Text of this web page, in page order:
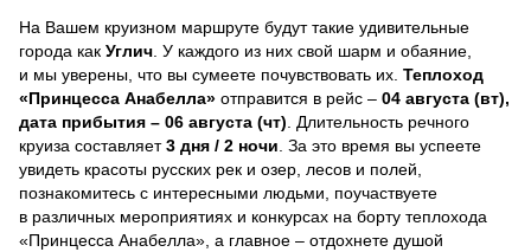
На Вашем круизном маршруте будут такие удивительные
города как Углич . У каждого из них свой шарм и обаяние,
и мы уверены, что вы сумеете почувствовать их. Теплоход
«Принцесса Анабелла» отправится в рейс – 04 августа (вт),
дата прибытия – 06 августа (чт) . Длительность речного
круиза составляет3 дня / 2 ночи За это время вы успеете
увидеть красоты русских рек и озер, лесов и полей,
познакомитесь с интересными людьми, поучаствуете
в различных мероприятиях и конкурсах на борту теплохода
«Принцесса Анабелла», а главное – отдохнете душой